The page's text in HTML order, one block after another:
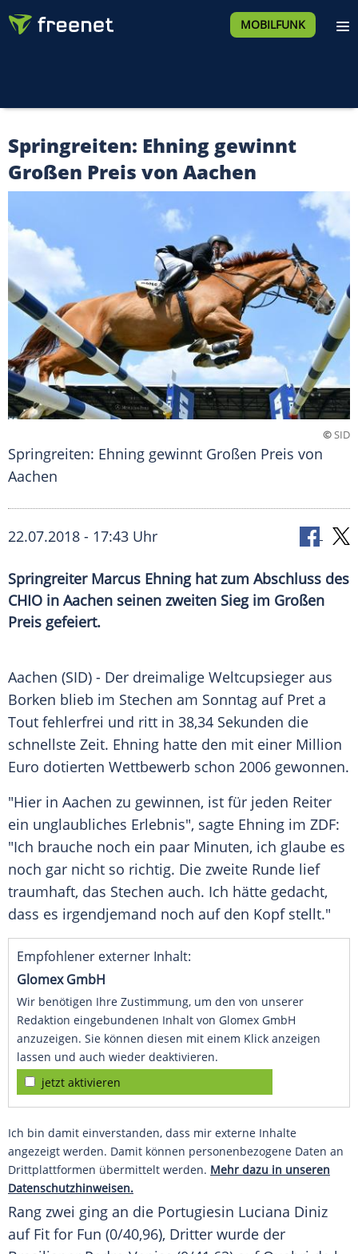
MOBILFUNK
Springreiten: Ehning gewinnt
Großen Preis von Aachen
©SID
Springreiten: Ehning gewinnt Großen Preis von
Aachen
22.07.2018 - 17:43 Uhr
Springreiter Marcus Ehning hat zum Abschluss des
CHIO in Aachen seinen zweiten Sieg im Großen
Preis gefeiert.
Aachen (SID) - Der dreimalige Weltcupsieger aus
Borken blieb im Stechen am Sonntag auf Pret a
Tout fehlerfrei und ritt in 38,34 Sekunden die
schnellste Zeit. Ehning hatte den mit einer Million
Euro dotierten Wettbewerb schon 2006 gewonnen.
"Hier in Aachen zu gewinnen, ist für jeden Reiter
ein unglaubliches Erlebnis", sagte Ehning im ZDF:
"Ich brauche noch ein paar Minuten, ich glaube es
noch gar nicht so richtig. Die zweite Runde lief
traumhaft, das Stechen auch. Ich hätte gedacht,
dass es irgendjemand noch auf den Kopf stellt."
Empfohlener externer Inhalt:
Glomex GmbH
Wir benötigen Ihre Zustimmung, um den von unserer
Redaktion eingebundenen Inhalt von Glomex GmbH
anzuzeigen. Sie können diesen mit einem Klick anzeigen
lassen und auch wieder deaktivieren.
jetzt aktivieren
Ich bin damit einverstanden, dass mir externe Inhalte
angezeigt werden. Damit können personenbezogene Daten an
Drittplattformen übermittelt werden. Mehr dazu in unseren
Datenschutzhinweisen.
Rang zwei ging an die Portugiesin Luciana Diniz
auf Fit for Fun (0/40,96), Dritter wurde der